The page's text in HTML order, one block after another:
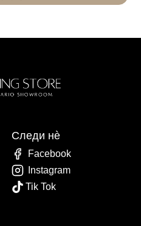
Следи нè
Facebook
Instagram
Tik Tok